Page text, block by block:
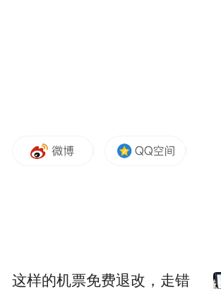
这样的机票免费退改，走错